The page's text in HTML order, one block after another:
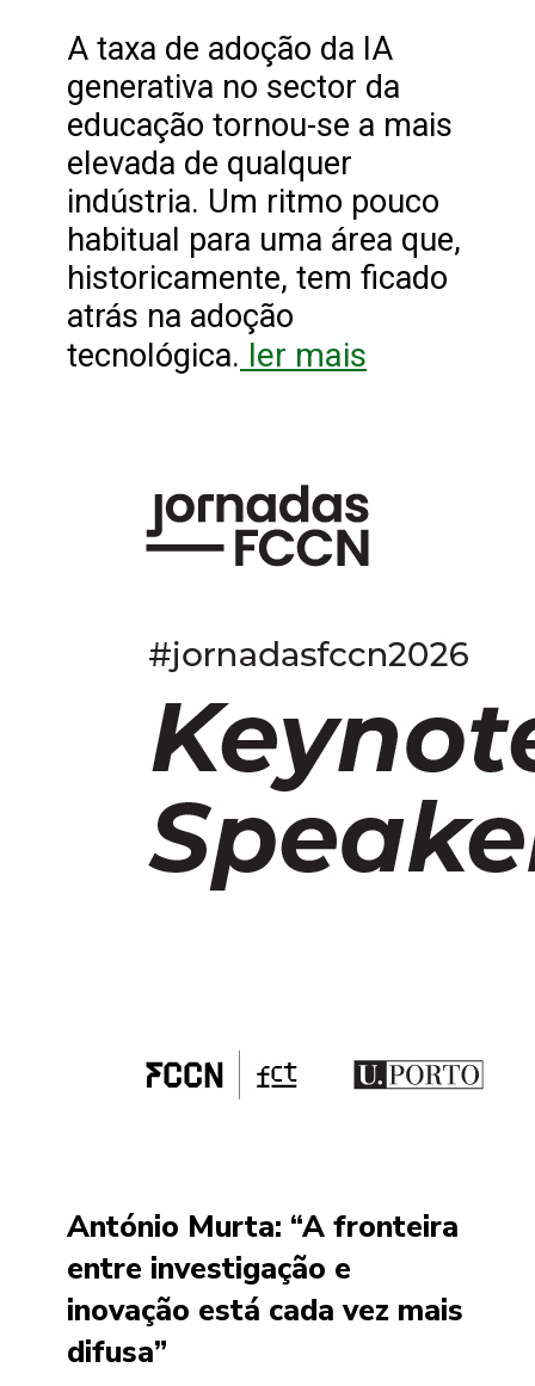
A taxa de adoção da IA
generativa no sector da
educação tornou-se a mais
elevada de qualquer
indústria. Um ritmo pouco
habitual para uma área que,
historicamente, tem ficado
atrás na adoção
tecnológica. ler mais
António Murta: “A fronteira
entre investigação e
inovação está cada vez mais
difusa”